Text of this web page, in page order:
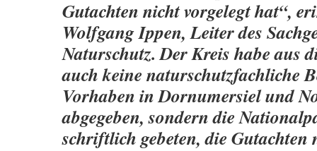
Gutachten nicht vorgelegt hat“,
Wolfgang Ippen, Leiter des
Naturschutz. Der Kreis habe aus
auch keine naturschutzfachliche
Vorhaben in Dornumersiel und
abgegeben, sondern die
schriftlich gebeten, die Gutachten